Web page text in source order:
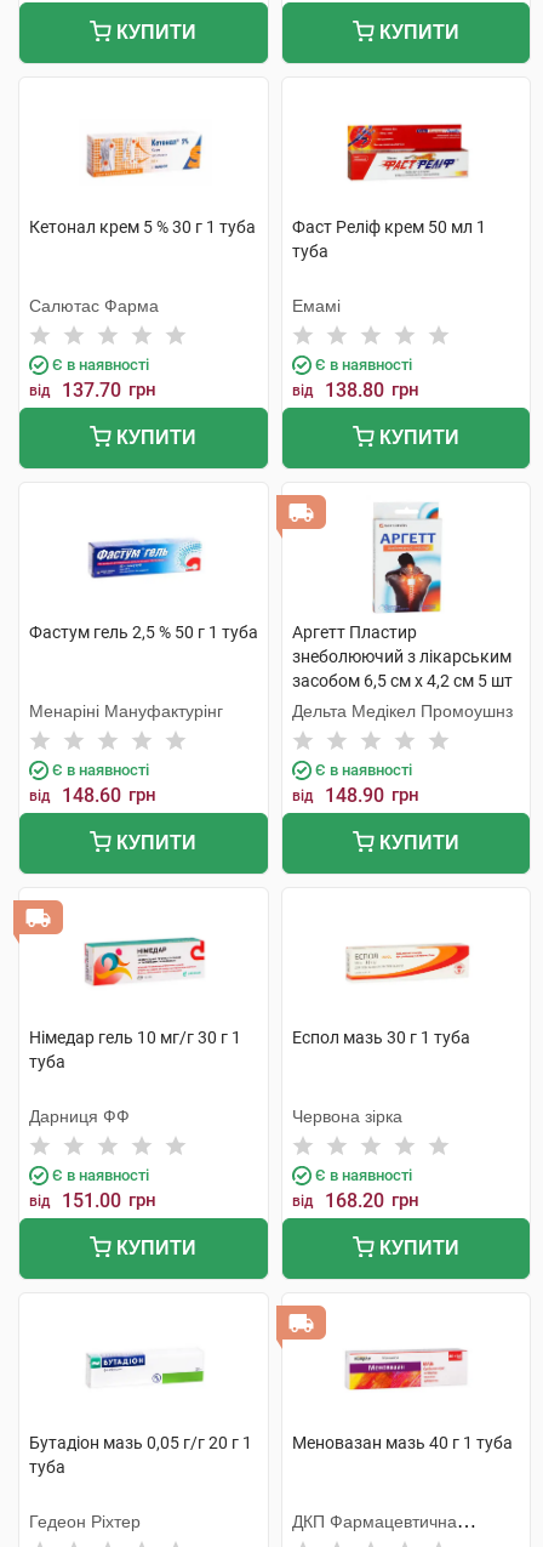
КУПИТИ КУПИТИ
Кетонал крем 5 % 30 г 1 туба
Салютас Фарма
Є в наявності
від 137.70 грн
КУПИТИ
Фаст Реліф крем 50 мл 1
туба
Емамі
Є в наявності
від 138.80 грн
КУПИТИ
Фастум гель 2,5 % 50 г 1 туба
Менаріні Мануфактурінг
Є в наявності
від 148.60 грн
КУПИТИ
Аргетт Пластир
знеболюючий з лікарським
засобом 6,5 см х 4,2 см 5 шт
Дельта Медікел Промоушнз
Є в наявності
від 148.90 грн
КУПИТИ
Німедар гель 10 мг/г 30 г 1
туба
Дарниця ФФ
Є в наявності
від 151.00 грн
КУПИТИ
Еспол мазь 30 г 1 туба
Червона зірка
Є в наявності
від 168.20 грн
КУПИТИ
Бутадіон мазь 0,05 г/г 20 г 1
туба
Гедеон Ріхтер
Меновазан мазь 40 г 1 туба
ДКП Фармацевтична